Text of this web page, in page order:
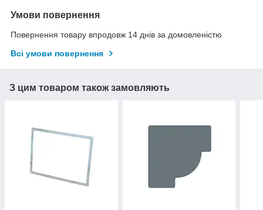
Умови повернення
Повернення товару впродовж 14 днів за домовленістю
Всі умови повернення
З цим товаром також замовляють